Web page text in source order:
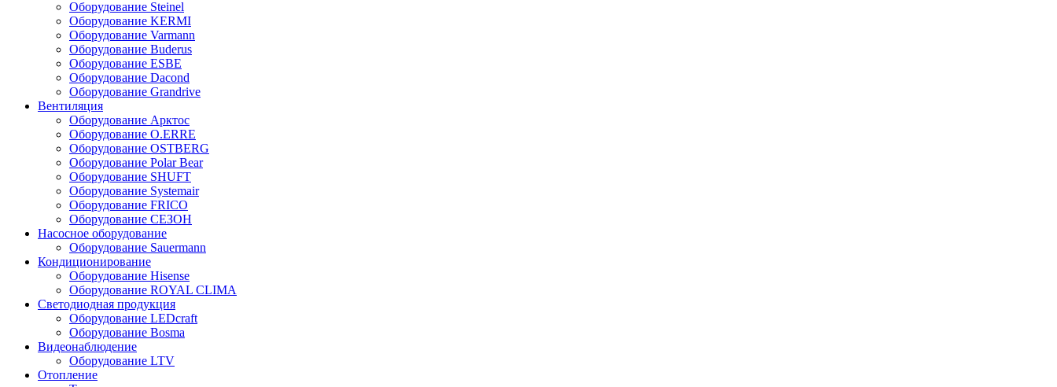
Оборудование Steinel
Оборудование KERMI
Оборудование Varmann
Оборудование Buderus
Оборудование ESBE
Оборудование Dacond
Оборудование Grandrive
Вентиляция
Оборудование Арктос
Оборудование O.ERRE
Оборудование OSTBERG
Оборудование Polar Bear
Оборудование SHUFT
Оборудование Systemair
Оборудование FRICO
Оборудование СЕЗОН
Насосное оборудование
Оборудование Sauermann
Кондиционирование
Оборудование Hisense
Оборудование ROYAL CLIMA
Светодиодная продукция
Оборудование LEDcraft
Оборудование Bosma
Видеонаблюдение
Оборудование LTV
Отопление